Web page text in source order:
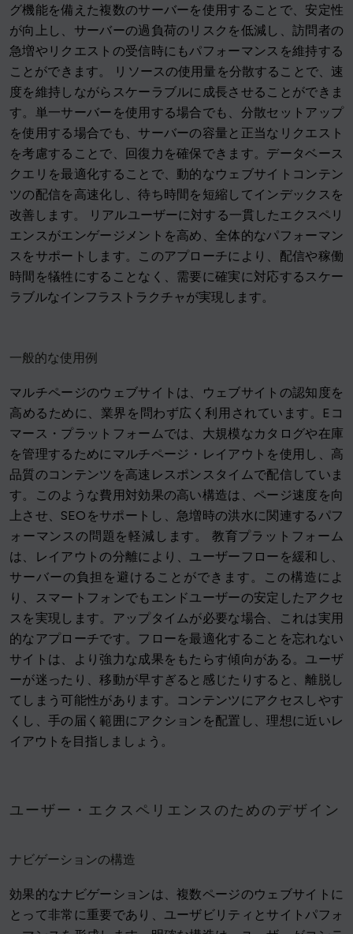
グ機能を備えた複数のサーバーを使用することで、安定性
が向上し、サーバーの過負荷のリスクを低減し、訪問者の
急増やリクエストの受信時にもパフォーマンスを維持する
ことができます。 リソースの使用量を分散することで、速
度を維持しながらスケーラブルに成長させることができま
す。単一サーバーを使用する場合でも、分散セットアップ
を使用する場合でも、サーバーの容量と正当なリクエスト
を考慮することで、回復力を確保できます。データベース
クエリを最適化することで、動的なウェブサイトコンテン
ツの配信を高速化し、待ち時間を短縮してインデックスを
改善します。 リアルユーザーに対する一貫したエクスペリ
エンスがエンゲージメントを高め、全体的なパフォーマン
スをサポートします。このアプローチにより、配信や稼働
時間を犠牲にすることなく、需要に確実に対応するスケー
ラブルなインフラストラクチャが実現します。
一般的な使用例
マルチページのウェブサイトは、ウェブサイトの認知度を
高めるために、業界を問わず広く利用されています。Eコ
マース・プラットフォームでは、大規模なカタログや在庫
を管理するためにマルチページ・レイアウトを使用し、高
品質のコンテンツを高速レスポンスタイムで配信していま
す。このような費用対効果の高い構造は、ページ速度を向
上させ、SEOをサポートし、急増時の洪水に関連するパフ
ォーマンスの問題を軽減します。 教育プラットフォーム
は、レイアウトの分離により、ユーザーフローを緩和し、
サーバーの負担を避けることができます。この構造によ
り、スマートフォンでもエンドユーザーの安定したアクセ
スを実現します。アップタイムが必要な場合、これは実用
的なアプローチです。フローを最適化することを忘れない
サイトは、より強力な成果をもたらす傾向がある。ユーザ
ーが迷ったり、移動が早すぎると感じたりすると、離脱し
てしまう可能性があります。コンテンツにアクセスしやす
くし、手の届く範囲にアクションを配置し、理想に近いレ
イアウトを目指しましょう。
ユーザー・エクスペリエンスのためのデザイン
ナビゲーションの構造
効果的なナビゲーションは、複数ページのウェブサイトに
とって非常に重要であり、ユーザビリティとサイトパフォ